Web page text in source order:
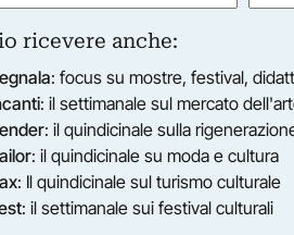
International Museums
Janeiro; Museu da Imagem
, tel. +41 (0)91
Luiz Simoes
2014
ricevere anche:
: focus su mostre, festival,
: il settimanale sul mercato
: il quindicinale sulla
: il quindicinale su moda e cultura
: Il quindicinale sul turismo culturale
: il settimanale sui festival culturali